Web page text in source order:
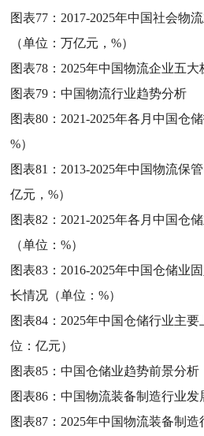
图表77： 2017-2025年中国社会物
（单位：万亿元，%）
图表78： 2025年中国物流企业五大
图表79：中国物流行业趋势分析
图表80： 2021-2025年各月中国仓
%）
图表81： 2013-2025年中国物流保
亿元，%）
图表82： 2021-2025年各月中国仓
（单位：%）
图表83： 2016-2025年中国仓储业
长情况（单位：%）
图表84： 2025年中国仓储行业主
位：亿元）
图表85：中国仓储业趋势前景分析
图表86：中国物流装备制造行业发
图表87： 2025年中国物流装备制